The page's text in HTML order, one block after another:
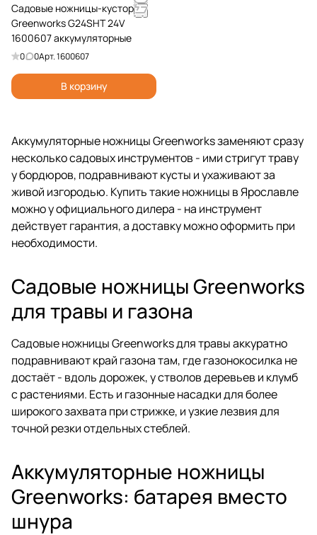
Садовые ножницы-кусторез
Greenworks G24SHT 24V
1600607 аккумуляторные
0 0Арт.1600607
В корзину
Аккумуляторные ножницы Greenworks заменяют сразу
несколько садовых инструментов - ими стригут траву
у бордюров, подравнивают кусты и ухаживают за
живой изгородью. Купить такие ножницы в Ярославле
можно у официального дилера - на инструмент
действует гарантия, а доставку можно оформить при
необходимости.
Садовые ножницы Greenworks
для травы и газона
Садовые ножницы Greenworks для травы аккуратно
подравнивают край газона там, где газонокосилка не
достаёт - вдоль дорожек, у стволов деревьев и клумб
с растениями. Есть и газонные насадки для более
широкого захвата при стрижке, и узкие лезвия для
точной резки отдельных стеблей.
Аккумуляторные ножницы
Greenworks: батарея вместо
шнура